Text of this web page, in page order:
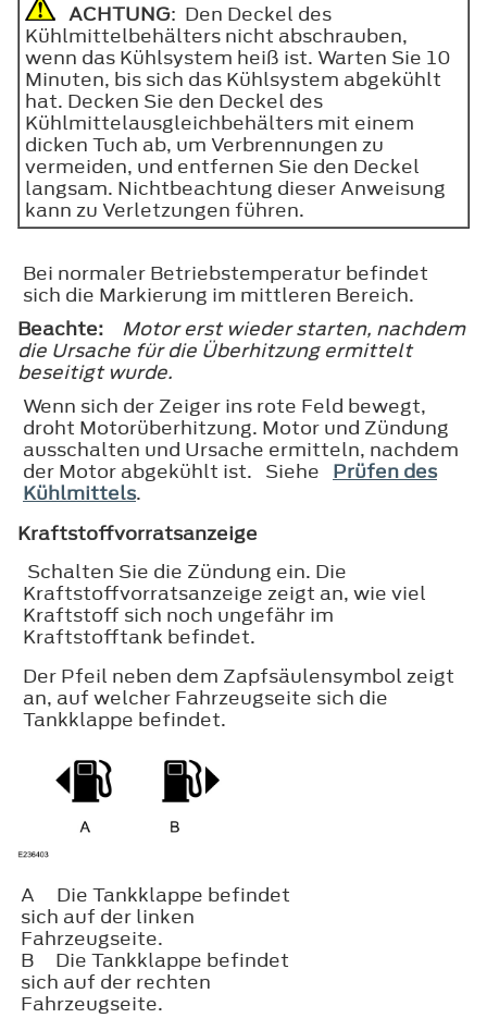
ACHTUNG: Den Deckel des
Kühlmittelbehälters nicht abschrauben,
wenn das Kühlsystem heiß ist. Warten Sie 10
Minuten, bis sich das Kühlsystem abgekühlt
hat. Decken Sie den Deckel des
Kühlmittelausgleichbehälters mit einem
dicken Tuch ab, um Verbrennungen zu
vermeiden, und entfernen Sie den Deckel
langsam. Nichtbeachtung dieser Anweisung
kann zu Verletzungen führen.
Bei normaler Betriebstemperatur befindet
sich die Markierung im mittleren Bereich.
Beachte:
Motor erst wieder starten, nachdem
die Ursache für die Überhitzung ermittelt
beseitigt wurde.
Wenn sich der Zeiger ins rote Feld bewegt,
droht Motorüberhitzung. Motor und Zündung
ausschalten und Ursache ermitteln, nachdem
der Motor abgekühlt ist. Siehe Prüfen des
Kühlmittels.
Kraftstoffvorratsanzeige
Schalten Sie die Zündung ein. Die
Kraftstoffvorratsanzeige zeigt an, wie viel
Kraftstoff sich noch ungefähr im
Kraftstofftank befindet.
Der Pfeil neben dem Zapfsäulensymbol zeigt
an, auf welcher Fahrzeugseite sich die
Tankklappe befindet.
A
Die Tankklappe befindet
sich auf der linken
Fahrzeugseite.
B
Die Tankklappe befindet
sich auf der rechten
Fahrzeugseite.